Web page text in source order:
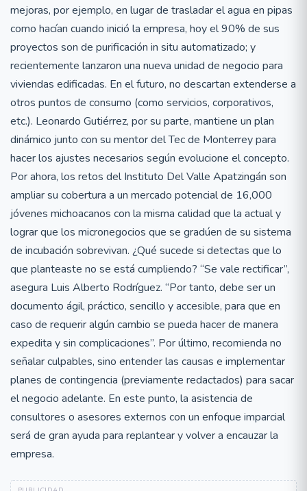
mejoras, por ejemplo, en lugar de trasladar el agua en pipas
como hacían cuando inició la empresa, hoy el 90% de sus
proyectos son de purificación in situ automatizado; y
recientemente lanzaron una nueva unidad de negocio para
viviendas edificadas. En el futuro, no descartan extenderse a
otros puntos de consumo (como servicios, corporativos,
etc.). Leonardo Gutiérrez, por su parte, mantiene un plan
dinámico junto con su mentor del Tec de Monterrey para
hacer los ajustes necesarios según evolucione el concepto.
Por ahora, los retos del Instituto Del Valle Apatzingán son
ampliar su cobertura a un mercado potencial de 16,000
jóvenes michoacanos con la misma calidad que la actual y
lograr que los micronegocios que se gradúen de su sistema
de incubación sobrevivan. ¿Qué sucede si detectas que lo
que planteaste no se está cumpliendo? “Se vale rectificar”,
asegura Luis Alberto Rodríguez. “Por tanto, debe ser un
documento ágil, práctico, sencillo y accesible, para que en
caso de requerir algún cambio se pueda hacer de manera
expedita y sin complicaciones”. Por último, recomienda no
señalar culpables, sino entender las causas e implementar
planes de contingencia (previamente redactados) para sacar
el negocio adelante. En este punto, la asistencia de
consultores o asesores externos con un enfoque imparcial
será de gran ayuda para replantear y volver a encauzar la
empresa.